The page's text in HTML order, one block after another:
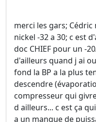
merci les gars;
nickel -32 a 30; c est
doc CHIEF pour un -
d'ailleurs quand j ai
fond la BP a la plus
descendre
compresseur qui
d ailleurs... c est ça
a un manque de